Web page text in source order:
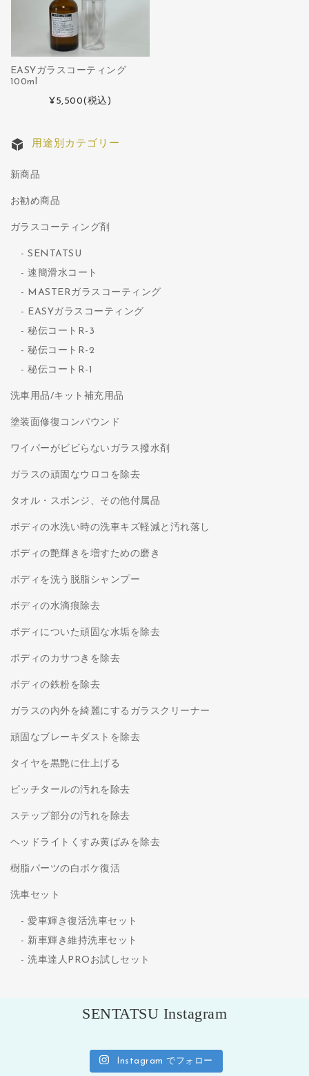
EASYガラスコーティング
100ml
¥5,500(税込)
用途別カテゴリー
新商品
お勧め商品
ガラスコーティング剤
SENTATSU
速簡滑水コート
MASTERガラスコーティング
EASYガラスコーティング
秘伝コートR-3
秘伝コートR-2
秘伝コートR-1
洗車用品/キット補充用品
塗装面修復コンパウンド
ワイパーがビビらないガラス撥水剤
ガラスの頑固なウロコを除去
タオル・スポンジ、その他付属品
ボディの水洗い時の洗車キズ軽減と汚れ落し
ボディの艶輝きを増すための磨き
ボディを洗う脱脂シャンプー
ボディの水滴痕除去
ボディについた頑固な水垢を除去
ボディのカサつきを除去
ボディの鉄粉を除去
ガラスの内外を綺麗にするガラスクリーナー
頑固なブレーキダストを除去
タイヤを黒艶に仕上げる
ピッチタールの汚れを除去
ステップ部分の汚れを除去
ヘッドライトくすみ黄ばみを除去
樹脂パーツの白ボケ復活
洗車セット
愛車輝き復活洗車セット
新車輝き維持洗車セット
洗車達人PROお試しセット
SENTATSU Instagram
Instagram でフォロー